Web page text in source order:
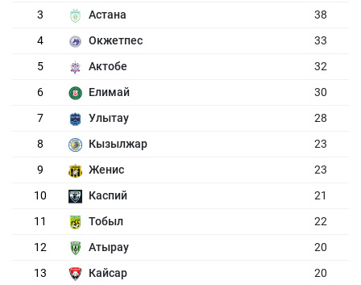
3
Астана
38
4
Окжетпес
33
5
Актобе
32
6
Елимай
30
7
Улытау
28
8
Кызылжар
23
9
Женис
23
10
Каспий
21
11
Тобыл
22
12
Атырау
20
13
Кайсар
20